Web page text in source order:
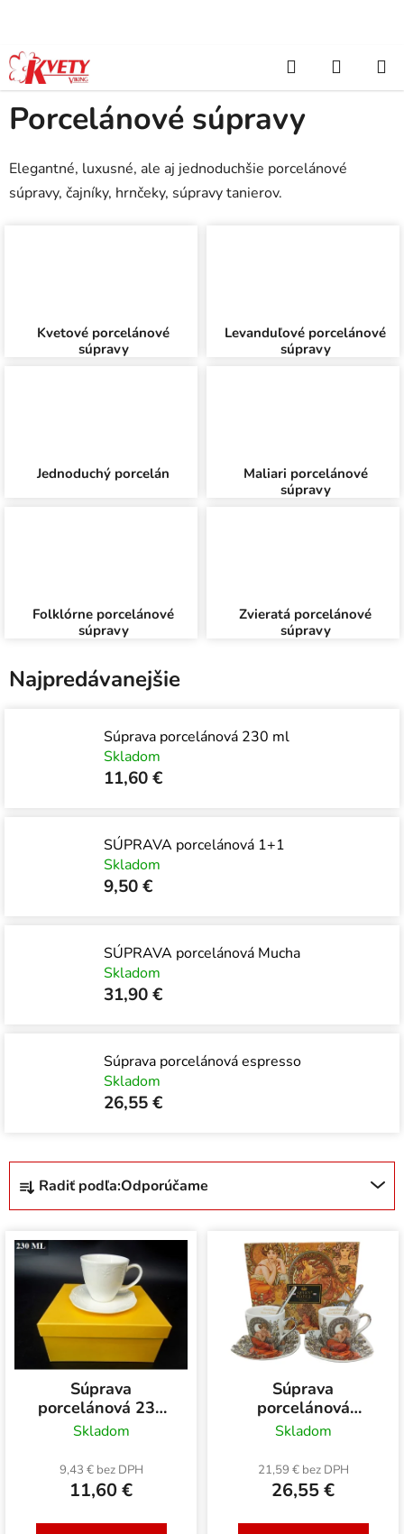
obsah
Hľadať
KOŠÍK
Domov / Byt, darček, domácnosť Porcelánové súpravy
Porcelánové súpravy
Elegantné, luxusné, ale aj jednoduchšie porcelánové
súpravy, čajníky, hrnčeky, súpravy tanierov.
Kvetové porcelánové
súpravy
Levanduľové porcelánové
súpravy
Jednoduchý porcelán
Maliari porcelánové
súpravy
Folklórne porcelánové
súpravy
Zvieratá porcelánové
súpravy
Najpredávanejšie
Súprava porcelánová 230 ml
Skladom
11,60 €
SÚPRAVA porcelánová 1+1
Skladom
9,50 €
SÚPRAVA porcelánová Mucha
Skladom
31,90 €
Súprava porcelánová espresso
Skladom
26,55 €
R
d
e
n
Radiť podľa:Odporúčame
V
ý
Súprava
porcelánová 230
ml
Skladom
9,43 € bez DPH
11,60 €
Súprava
porcelánová
espresso
Skladom
21,59 € bez DPH
26,55 €